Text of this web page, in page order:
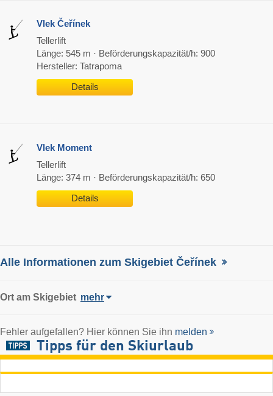
Vlek Čeřínek
Tellerlift
Länge: 545 m · Beförderungskapazität/h: 900
Hersteller: Tatrapoma
Details
Vlek Moment
Tellerlift
Länge: 374 m · Beförderungskapazität/h: 650
Details
Alle Informationen zum Skigebiet Čeřínek
Ort am Skigebiet mehr
Fehler aufgefallen? Hier können Sie ihn melden
Tipps für den Skiurlaub